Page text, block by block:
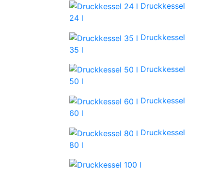
Druckkessel
24 l
Druckkessel
35 l
Druckkessel
50 l
Druckkessel
60 l
Druckkessel
80 l